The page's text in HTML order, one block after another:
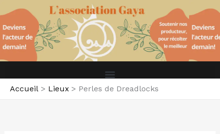
au
contenu
Accueil Lieux Perles de Dreadlocks